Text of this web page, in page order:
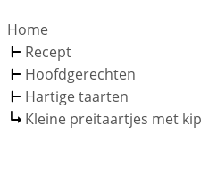
Home
Recept
Hoofdgerechten
Hartige taarten
Kleine preitaartjes met kip